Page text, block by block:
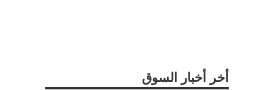
أخر أخبار السوق